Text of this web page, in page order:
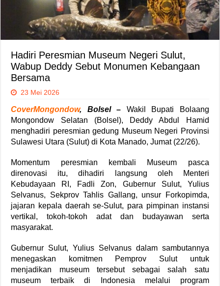
Hadiri Peresmian Museum Negeri Sulut,
Wabup Deddy Sebut Monumen Kebangaan
Bersama
23 Mei 2026
CoverMongondow, Bolsel – Wakil Bupati Bolaang
Mongondow Selatan (Bolsel), Deddy Abdul Hamid
menghadiri peresmian gedung Museum Negeri Provinsi
Sulawesi Utara (Sulut) di Kota Manado, Jumat (22/26).
Momentum peresmian kembali Museum pasca
direnovasi itu, dihadiri langsung oleh Menteri
Kebudayaan RI, Fadli Zon, Gubernur Sulut, Yulius
Selvanus, Sekprov Tahlis Gallang, unsur Forkopimda,
jajaran kepala daerah se-Sulut, para pimpinan instansi
vertikal, tokoh-tokoh adat dan budayawan serta
masyarakat.
Gubernur Sulut, Yulius Selvanus dalam sambutannya
menegaskan komitmen Pemprov Sulut untuk
menjadikan museum tersebut sebagai salah satu
museum terbaik di Indonesia melalui program